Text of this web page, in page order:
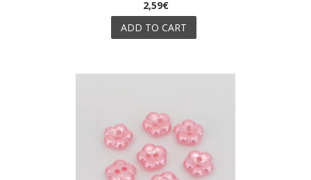
2,59€
ADD TO CART